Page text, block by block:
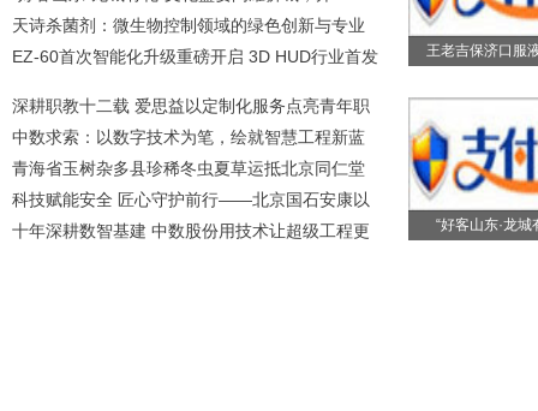
天诗杀菌剂：微生物控制领域的绿色创新与专业
EZ-60首次智能化升级重磅开启 3D HUD行业首发
深耕职教十二载 爱思益以定制化服务点亮青年职
中数求索：以数字技术为笔，绘就智慧工程新蓝
青海省玉树杂多县珍稀冬虫夏草运抵北京同仁堂
科技赋能安全 匠心守护前行——北京国石安康以
十年深耕数智基建 中数股份用技术让超级工程更
王老吉保济口服
“好客山东·龙城